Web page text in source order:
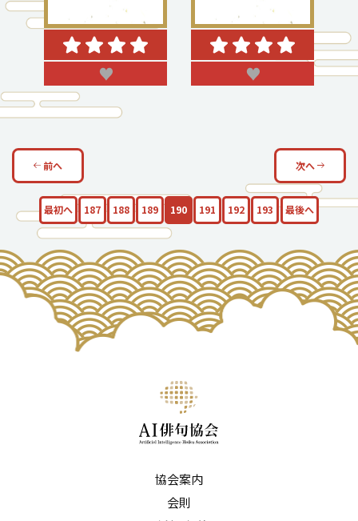
♥ ♥
前へ 次へ
最初へ 187 188 189 190 191 192 193 最後へ
協会案内
会則